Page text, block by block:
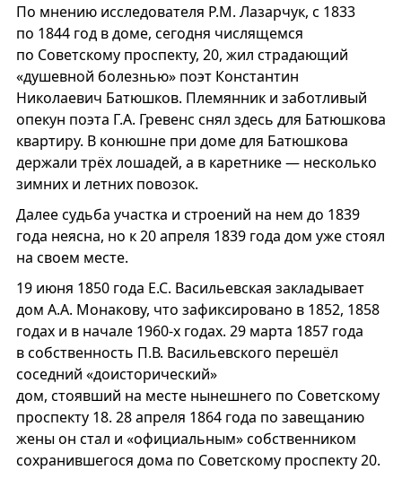
По мнению исследователя Р.М. Лазарчук, с 1833
по 1844 год в доме, сегодня числящемся
по Советскому проспекту, 20, жил страдающий
«душевной болезнью» поэт Константин
Николаевич Батюшков. Племянник и заботливый
опекун поэта Г.А. Гревенс снял здесь для Батюшкова
квартиру. В конюшне при доме для Батюшкова
держали трёх лошадей, а в каретнике — несколько
зимних и летних повозок.
Далее судьба участка и строений на нем до 1839
года неясна, но к 20 апреля 1839 года дом уже стоял
на своем месте.
19 июня 1850 года Е.С. Васильевская закладывает
дом А.А. Монакову, что зафиксировано в 1852, 1858
годах и в начале 1960-х годах. 29 марта 1857 года
в собственность П.В. Васильевского перешёл
соседний «доисторический»
дом, стоявший на месте нынешнего по Советскому
проспекту 18. 28 апреля 1864 года по завещанию
жены он стал и «официальным» собственником
сохранившегося дома по Советскому проспекту 20.